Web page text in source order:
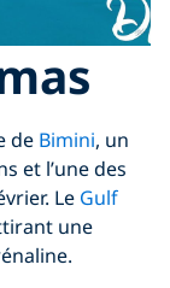
de Bimini, un
et l’une des
Le Gulf
une